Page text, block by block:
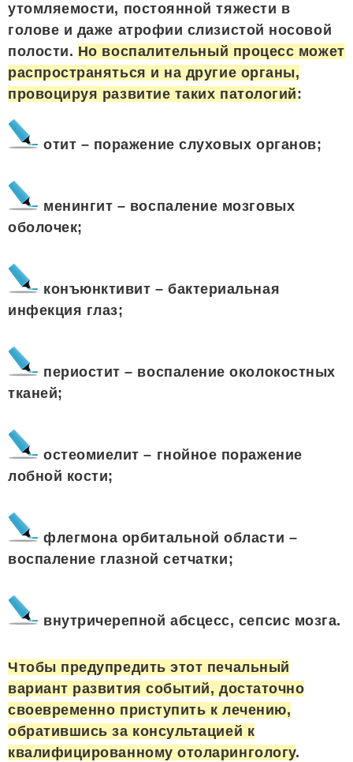
утомляемости, постоянной тяжести в
голове и даже атрофии слизистой носовой
полости. Но воспалительный процесс может
распространяться и на другие органы,
провоцируя развитие таких патологий:
отит – поражение слуховых органов;
менингит – воспаление мозговых
оболочек;
конъюнктивит – бактериальная
инфекция глаз;
периостит – воспаление околокостных
тканей;
остеомиелит – гнойное поражение
лобной кости;
флегмона орбитальной области –
воспаление глазной сетчатки;
внутричерепной абсцесс, сепсис мозга.
Чтобы предупредить этот печальный
вариант развития событий, достаточно
своевременно приступить к лечению,
обратившись за консультацией к
квалифицированному отоларингологу.